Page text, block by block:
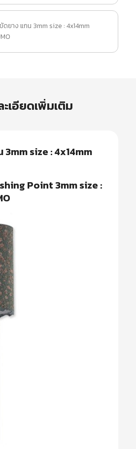
ดยาง แกน 3mm size : 4x14mm
ะเอียดเพิ่มเติม
size : 4x14mm
Point 3mm size :